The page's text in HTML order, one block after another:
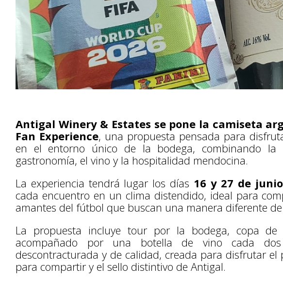
Antigal Winery & Estates se pone la camiseta
Fan Experience, una propuesta pensada para
en el entorno único de la bodega, combinando
gastronomía, el vino y la hospitalidad mendocina.
La experiencia tendrá lugar los días 16 y 27 de
cada encuentro en un clima distendido, ideal para
amantes del fútbol que buscan una manera diferente
La propuesta incluye tour por la bodega, copa de
acompañado por una botella de vino cada dos
descontracturada y de calidad, creada para disfrutar el
para compartir y el sello distintivo de Antigal.